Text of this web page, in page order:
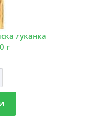
луканка
г